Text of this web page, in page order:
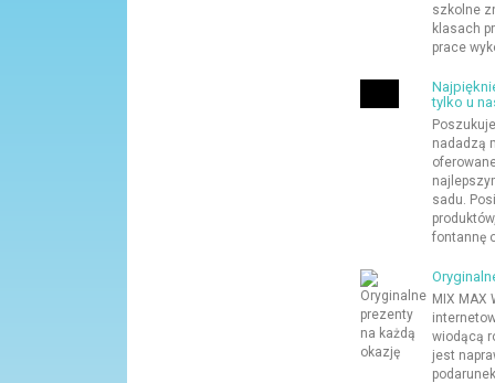
szkolne
klasach
prace
tylko u
nadadzą
sadu.
fontannę
MIX MAX
wiodącą
jest